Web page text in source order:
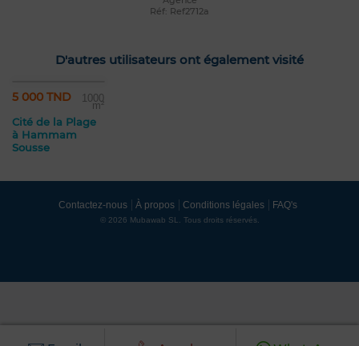
Réf: Ref2712a
D'autres utilisateurs ont également visité
5 000 TND 1000
m²
Cité de la Plage
à Hammam
Sousse
Contactez-nous À propos Conditions légales FAQ's
© 2026 Mubawab SL. Tous droits réservés.